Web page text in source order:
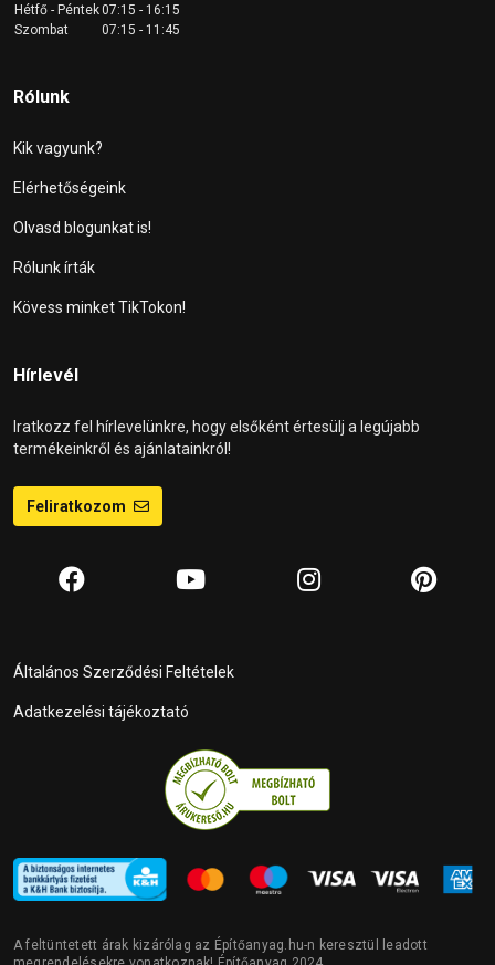
Hétfő - Péntek07:15 - 16:15
Szombat
07:15 - 11:45
Rólunk
Kik vagyunk?
Elérhetőségeink
Olvasd blogunkat is!
Rólunk írták
Kövess minket TikTokon!
Hírlevél
Iratkozz fel hírlevelünkre, hogy elsőként értesülj a legújabb
termékeinkről és ajánlatainkról!
Feliratkozom
Általános Szerződési Feltételek
Adatkezelési tájékoztató
A feltüntetett árak kizárólag az Építőanyag.hu-n keresztül leadott